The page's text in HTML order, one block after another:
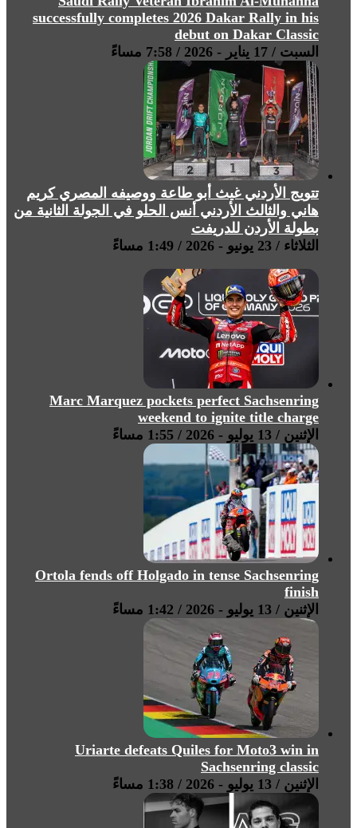
successfully completes 2026 Dakar Rally in his
debut on Dakar Classic
السبت / 17 يناير - 2026 / 7:58 مساءً
تتويج الأردني غيث أبو طاعة ووصيفه المصري كريم
هاني والثالث الأردني أنس الحلو في الجولة الثانية من
بطولة الأردن للدريفت
الثلاثاء / 23 يونيو - 2026 / 1:49 مساءً
Marc Marquez pockets perfect Sachsenring
weekend to ignite title charge
الإثنين / 13 يوليو - 2026 / 1:55 مساءً
Ortola fends off Holgado in tense Sachsenring
finish
الإثنين / 13 يوليو - 2026 / 1:42 مساءً
Uriarte defeats Quiles for Moto3 win in
Sachsenring classic
الإثنين / 13 يوليو - 2026 / 1:38 مساءً